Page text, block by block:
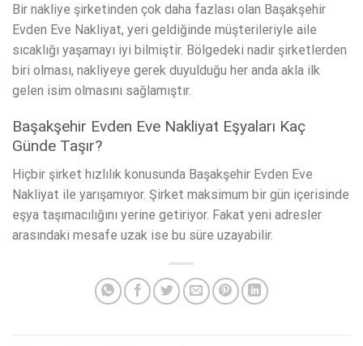
Bir nakliye şirketinden çok daha fazlası olan Başakşehir
Evden Eve Nakliyat, yeri geldiğinde müşterileriyle aile
sıcaklığı yaşamayı iyi bilmiştir. Bölgedeki nadir şirketlerden
biri olması, nakliyeye gerek duyulduğu her anda akla ilk
gelen isim olmasını sağlamıştır.
Başakşehir Evden Eve Nakliyat Eşyaları Kaç
Günde Taşır?
Hiçbir şirket hızlılık konusunda Başakşehir Evden Eve
Nakliyat ile yarışamıyor. Şirket maksimum bir gün içerisinde
eşya taşımacılığını yerine getiriyor. Fakat yeni adresler
arasındaki mesafe uzak ise bu süre uzayabilir.